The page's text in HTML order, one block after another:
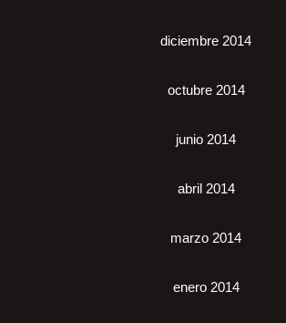
diciembre 2014
octubre 2014
junio 2014
abril 2014
marzo 2014
enero 2014